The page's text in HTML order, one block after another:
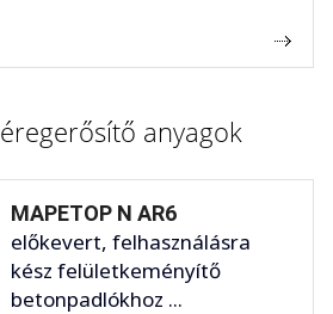
anyagok
MAPETOP N AR6
előkevert, felhasználásra
kész felületkeményítő
betonpadlókhoz ...